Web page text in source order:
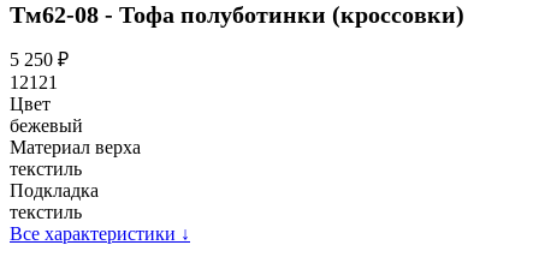
Тм62-08 - Тофа полуботинки (кроссовки)
5 250 ₽
12121
Цвет
бежевый
Материал верха
текстиль
Подкладка
текстиль
Все характеристики ↓